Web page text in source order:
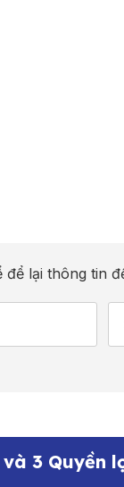
để lại thông tin
3 Quyền